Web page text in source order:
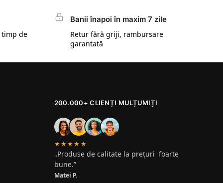
timp de
Banii înapoi în maxim 7 zile
Retur fără griji, rambursare
garantată
200.000+ CLIENȚI MULȚUMIȚI
★★★★★
„Produse de calitate la prețuri foarte
bune.”
Matei P.